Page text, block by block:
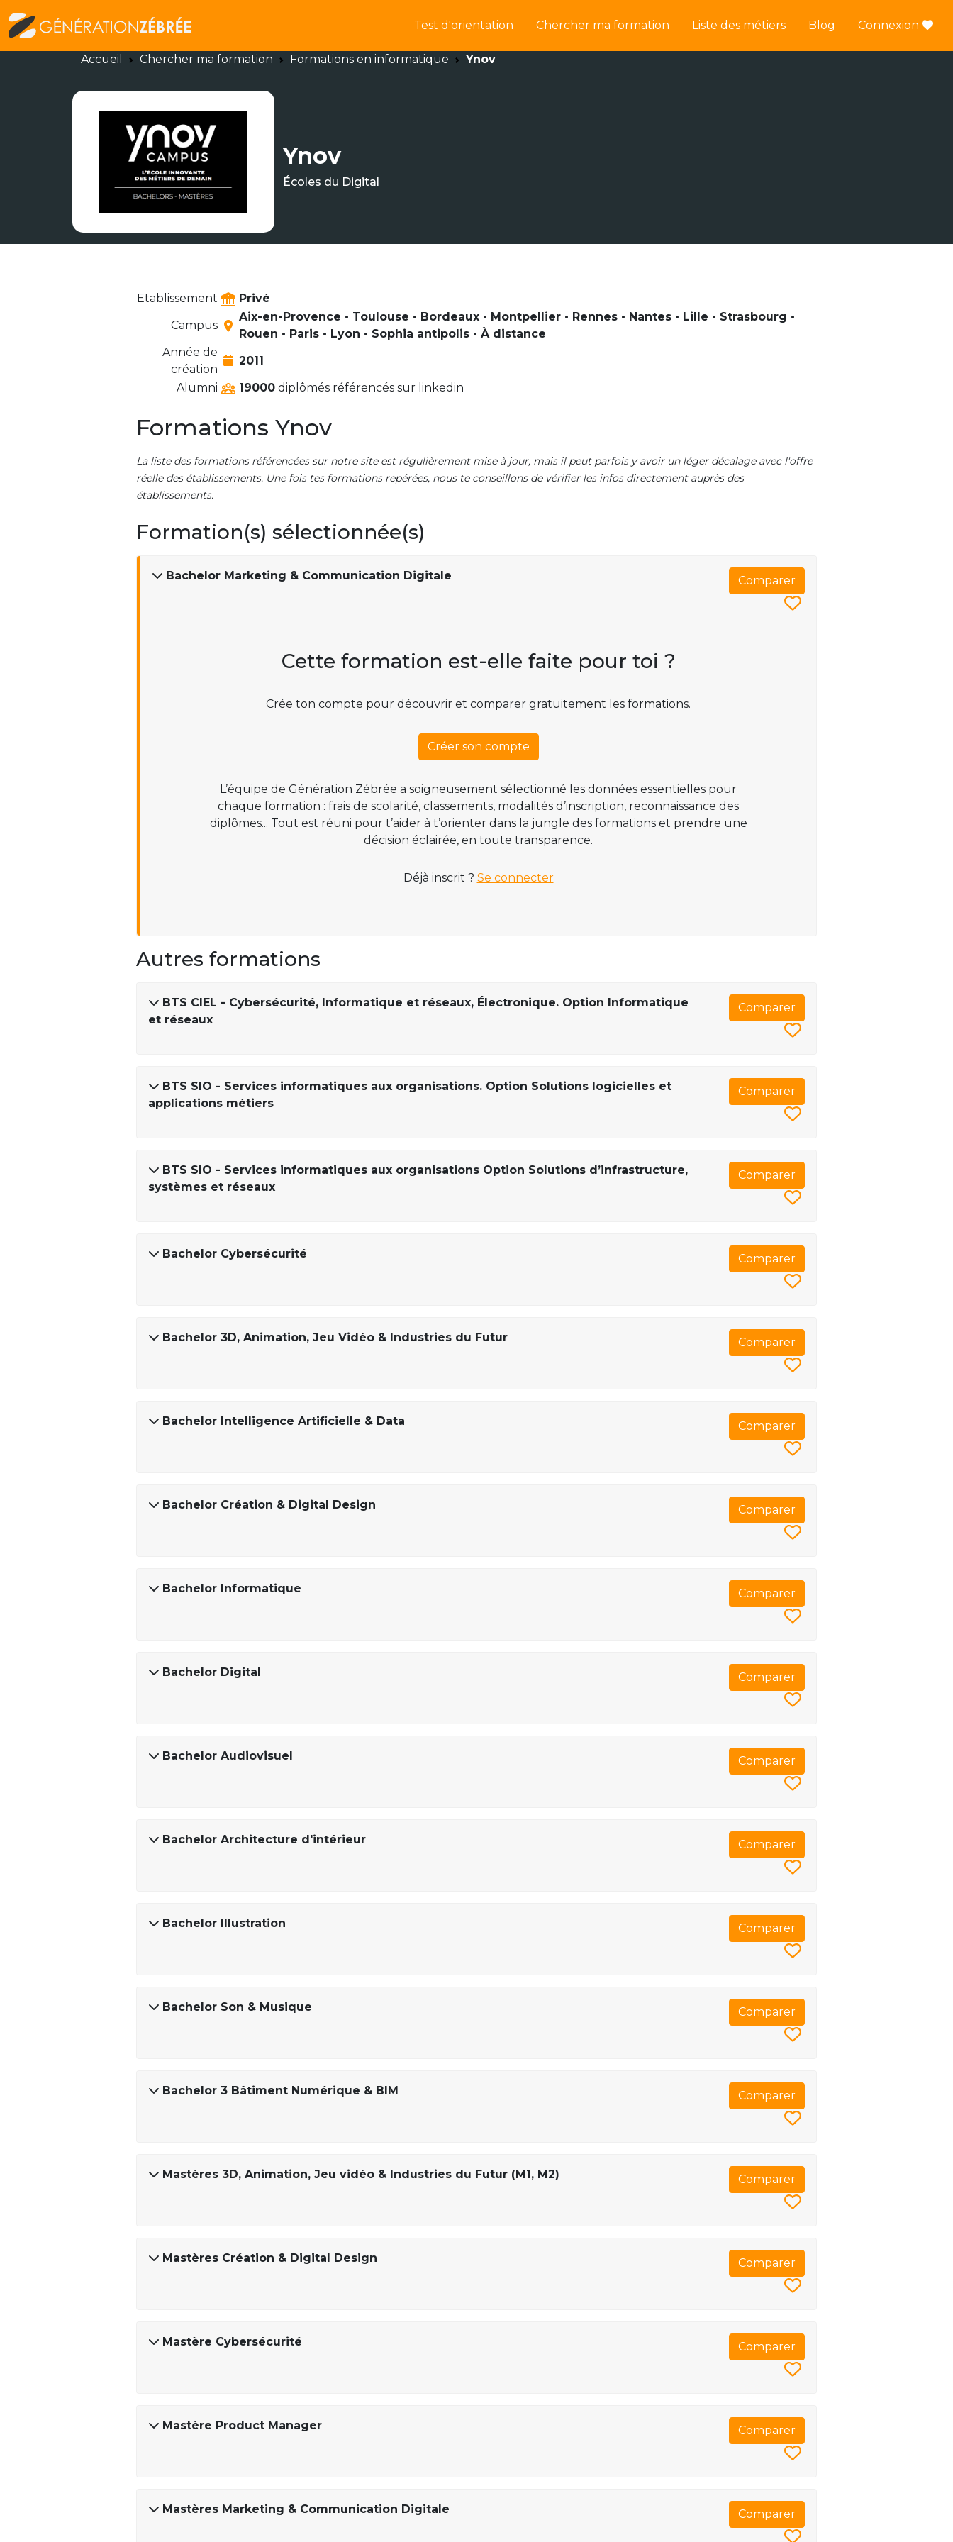
Test d'orientation Chercher ma formation Liste des métiers Blog Connexion
Accueil Chercher ma formation Formations en informatique Ynov
Ynov
Écoles du Digital
Etablissement
Privé
Campus
Aix-en-Provence • Toulouse • Bordeaux • Montpellier • Rennes • Nantes • Lille • Strasbourg •
Rouen • Paris • Lyon • Sophia antipolis • À distance
Année de
création
2011
Alumni
19000 diplômés référencés sur linkedin
Formations Ynov
La liste des formations référencées sur notre site est régulièrement mise à jour, mais il peut parfois y avoir un léger décalage avec l'offre
réelle des établissements. Une fois tes formations repérées, nous te conseillons de vérifier les infos directement auprès des
établissements.
Formation(s) sélectionnée(s)
Bachelor Marketing & Communication Digitale Comparer
Cette formation est-elle faite pour toi ?
Crée ton compte pour découvrir et comparer gratuitement les formations.
Créer son compte
L’équipe de Génération Zébrée a soigneusement sélectionné les données essentielles pour
chaque formation : frais de scolarité, classements, modalités d’inscription, reconnaissance des
diplômes... Tout est réuni pour t’aider à t’orienter dans la jungle des formations et prendre une
décision éclairée, en toute transparence.
Déjà inscrit ? Se connecter
Autres formations
BTS CIEL - Cybersécurité, Informatique et réseaux, Électronique. Option Informatique
et réseaux
Comparer
BTS SIO - Services informatiques aux organisations. Option Solutions logicielles et
applications métiers
Comparer
BTS SIO - Services informatiques aux organisations Option Solutions d’infrastructure,
systèmes et réseaux
Comparer
Bachelor Cybersécurité Comparer
Bachelor 3D, Animation, Jeu Vidéo & Industries du Futur Comparer
Bachelor Intelligence Artificielle & Data Comparer
Bachelor Création & Digital Design Comparer
Bachelor Informatique Comparer
Bachelor Digital Comparer
Bachelor Audiovisuel Comparer
Bachelor Architecture d'intérieur Comparer
Bachelor Illustration Comparer
Bachelor Son & Musique Comparer
Bachelor 3 Bâtiment Numérique & BIM Comparer
Mastères 3D, Animation, Jeu vidéo & Industries du Futur (M1, M2) Comparer
Mastères Création & Digital Design Comparer
Mastère Cybersécurité Comparer
Mastère Product Manager Comparer
Mastères Marketing & Communication Digitale Comparer